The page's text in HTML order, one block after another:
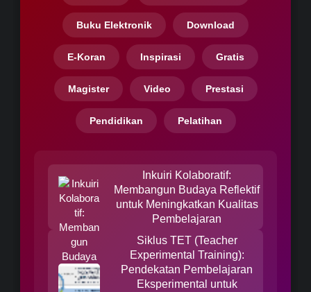
Buku Elektronik Download
E-Koran Inspirasi Gratis
Magister Video Prestasi
Pendidikan Pelatihan
Inkuiri Kolaboratif:
Membangun Budaya Reflektif
untuk Meningkatkan Kualitas
Pembelajaran
Siklus TET (Teacher
Experimental Training):
Pendekatan Pembelajaran
Eksperimental untuk